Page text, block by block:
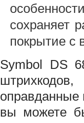
сохраняет
покрытие с
Symbol DS
оправданные
вы можете